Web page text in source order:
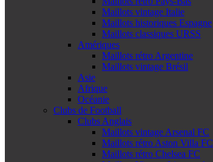
Maillots vintage Italie
Maillots historiques Espagne
Maillots classiques URSS
Amériques
Maillots rétro Argentine
Maillots vintage Brésil
Asie
Afrique
Océanie
Clubs de Football
Clubs Anglais
Maillots vintage Arsenal FC
Maillots rétro Aston Villa FC
Maillots rétro Chelsea FC